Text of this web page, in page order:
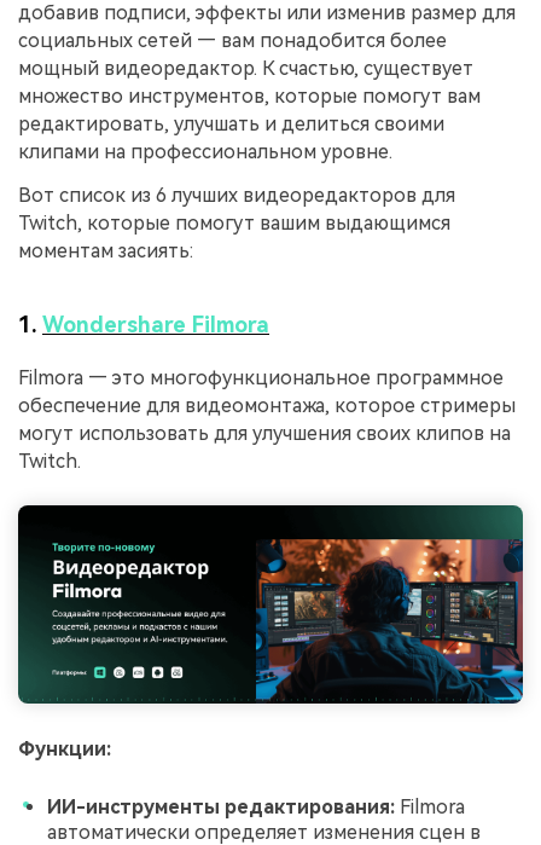
добавив подписи, эффекты или изменив размер для
социальных сетей — вам понадобится более
мощный видеоредактор. К счастью, существует
множество инструментов, которые помогут вам
редактировать, улучшать и делиться своими
клипами на профессиональном уровне.
Вот список из 6 лучших видеоредакторов для
Twitch, которые помогут вашим выдающимся
моментам засиять:
1. Wondershare Filmora
Filmora — это многофункциональное программное
обеспечение для видеомонтажа, которое стримеры
могут использовать для улучшения своих клипов на
Twitch.
Функции:
ИИ-инструменты редактирования: Filmora
автоматически определяет изменения сцен в